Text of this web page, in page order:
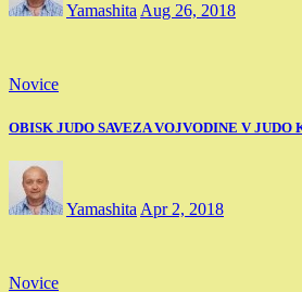
Yamashita Aug 26, 2018
Novice
OBISK JUDO SAVEZA VOJVODINE V JUDO
Yamashita Apr 2, 2018
Novice